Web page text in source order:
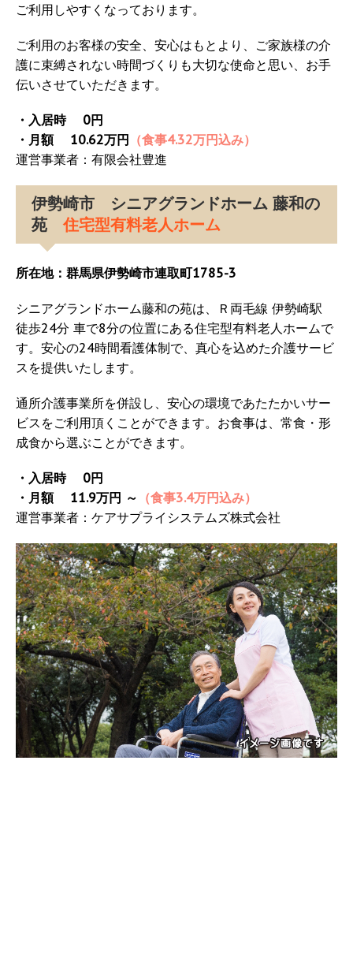
ご利用しやすくなっております。
ご利用のお客様の安全、安心はもとより、ご家族様の介
護に束縛されない時間づくりも大切な使命と思い、お手
伝いさせていただきます。
・入居時 0円
・月額 10.62万円 （食事4.32万円込み）
運営事業者：有限会社豊進
伊勢崎市 シニアグランドホーム 藤和の
苑 住宅型有料老人ホーム
所在地：群馬県伊勢崎市連取町1785-3
シニアグランドホーム藤和の苑は、Ｒ両毛線 伊勢崎駅
徒歩24分 車で8分の位置にある住宅型有料老人ホームで
す。安心の24時間看護体制で、真心を込めた介護サービ
スを提供いたします。
通所介護事業所を併設し、安心の環境であたたかいサー
ビスをご利用頂くことができます。お食事は、常食・形
成食から選ぶことができます。
・入居時 0円
・月額 11.9万円 ～ （食事3.4万円込み）
運営事業者：ケアサプライシステムズ株式会社